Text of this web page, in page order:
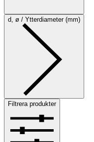
d, ø / Ytterdiameter (mm)
Filtrera produkter